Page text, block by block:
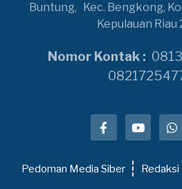
Buntung,
Kec. Bengkong,
Kepulauan Riau
Nomor Kontak :
Pedoman Media Siber Redaksi